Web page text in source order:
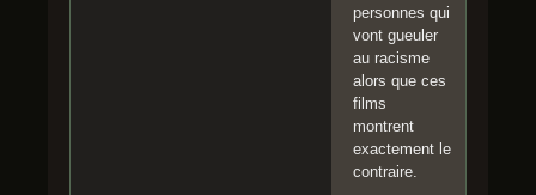
personnes qui
vont gueuler
au racisme
alors que ces
films
montrent
exactement le
contraire.